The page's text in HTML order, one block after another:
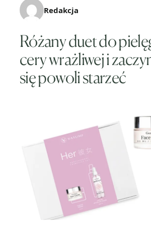
Redakcja
Różany duet do
cery wrażliwej i
się powoli starzeć